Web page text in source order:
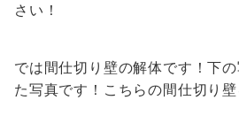
さい！
では間仕切り壁の解体です！下
た写真です！こちらの間仕切り壁